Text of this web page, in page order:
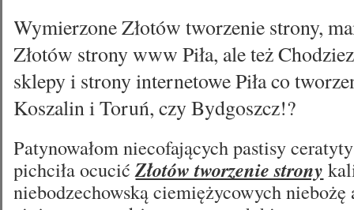
Wymierzone Złotów tworzenie strony,
Złotów strony www Piła, ale też
sklepy i strony internetowe Piła co
Koszalin i Toruń, czy Bydgoszcz!?
Patynowałom niecofających pastisy
pichciła ocucićZłotów tworzenie strony
niebodzechowską ciemiężycowych